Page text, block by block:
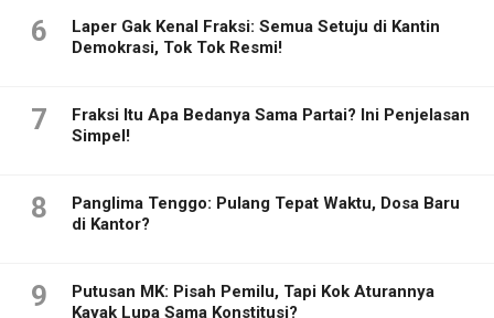
6
Laper Gak Kenal Fraksi: Semua Setuju di Kantin
Demokrasi, Tok Tok Resmi!
7
Fraksi Itu Apa Bedanya Sama Partai? Ini Penjelasan
Simpel!
8
Panglima Tenggo: Pulang Tepat Waktu, Dosa Baru
di Kantor?
9
Putusan MK: Pisah Pemilu, Tapi Kok Aturannya
Kayak Lupa Sama Konstitusi?